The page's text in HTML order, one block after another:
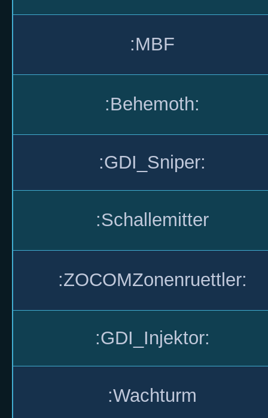
:MBF
:Behemoth:
:GDI_Sniper:
:Schallemitter
:ZOCOMZonenruettler:
:GDI_Injektor:
:Wachturm